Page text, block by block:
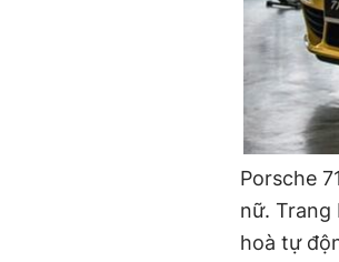
Porsche
nữ. Trang
hoà tự